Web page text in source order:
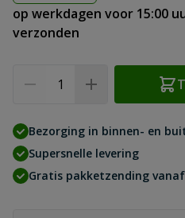
op werkdagen voor 15:00
verzonden
Bezorging in binnen- en
Supersnelle levering
Gratis pakketzending